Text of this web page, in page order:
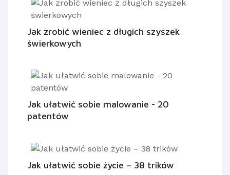
Jak zrobić wieniec z długich szyszek
świerkowych
Jak ułatwić sobie malowanie - 20
patentów
Jak ułatwić sobie życie – 38 trików